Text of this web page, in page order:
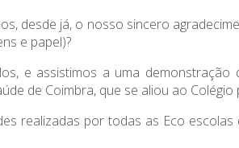
desde já, o nosso sincero
e papel)?
e assistimos a uma
de Coimbra, que se aliou ao
realizadas por todas as Eco escolas